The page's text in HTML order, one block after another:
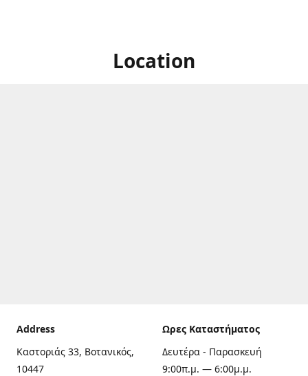
Location
Address
Καστοριάς 33, Βοτανικός,
10447
Ωρες Καταστήματος
Δευτέρα - Παρασκευή
9:00π.μ. — 6:00μ.μ.